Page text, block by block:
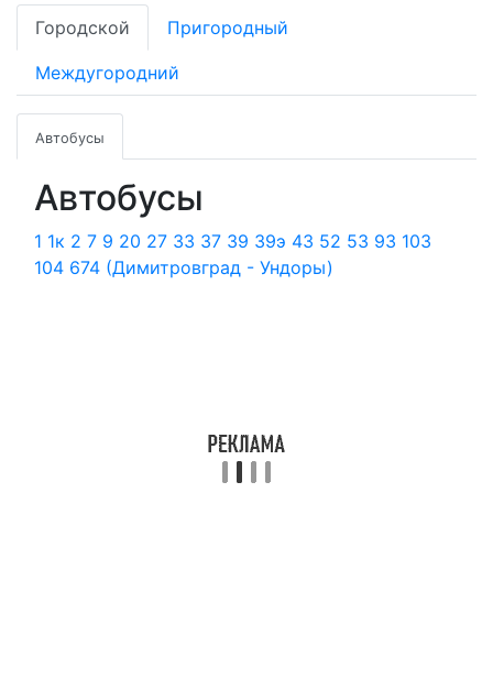
Городской Пригородный
Междугородний
Автобусы
Автобусы
1 1к 2 7 9 20 27 33 37 39 39э 43 52 53 93 103
104 674 (Димитровград - Ундоры)